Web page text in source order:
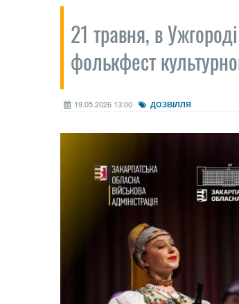
21 травня, в
фолькфест
19.05.2026 13:00 ДОЗВІЛЛЯ